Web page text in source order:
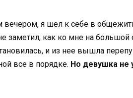
я шел к себе в
заметил, как ко мне на
и из нее вышла
все в порядке. Но девушка не